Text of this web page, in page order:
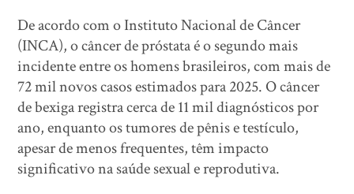
De acordo com o Instituto Nacional de Câncer
(INCA), o câncer de próstata é o segundo mais
incidente entre os homens brasileiros, com mais de
72 mil novos casos estimados para 2025. O câncer
de bexiga registra cerca de 11 mil diagnósticos por
ano, enquanto os tumores de pênis e testículo,
apesar de menos frequentes, têm impacto
significativo na saúde sexual e reprodutiva.